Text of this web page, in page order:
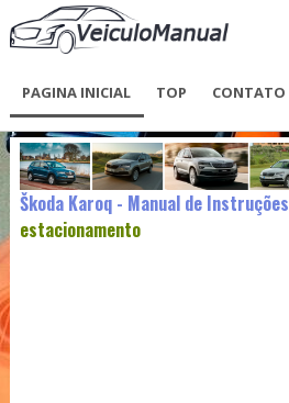
PAGINA INICIAL TOP CONTATO
Škoda Karoq - Manual de Instruções
estacionamento